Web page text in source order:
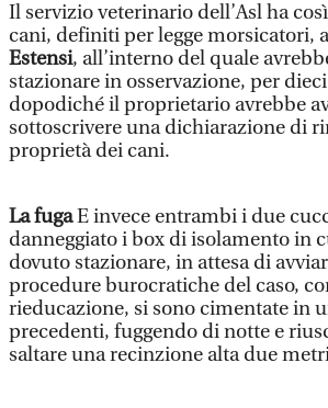
Il servizio veterinario dell’Asl ha
cani, definiti per legge morsicatori,
Estensi, all’interno del quale
stazionare in osservazione, per
dopodiché il proprietario avrebbe
sottoscrivere una dichiarazione di
proprietà dei cani.
La fugaE invece entrambi i due
danneggiato i box di isolamento in
dovuto stazionare, in attesa di
procedure burocratiche del caso,
rieducazione, si sono cimentate in
precedenti, fuggendo di notte e
saltare una recinzione alta due